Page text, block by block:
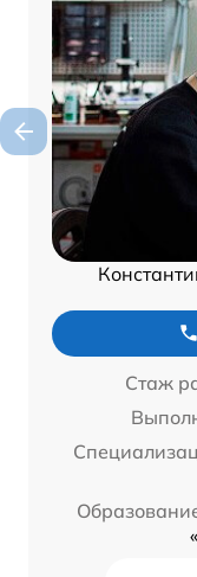
Стаж